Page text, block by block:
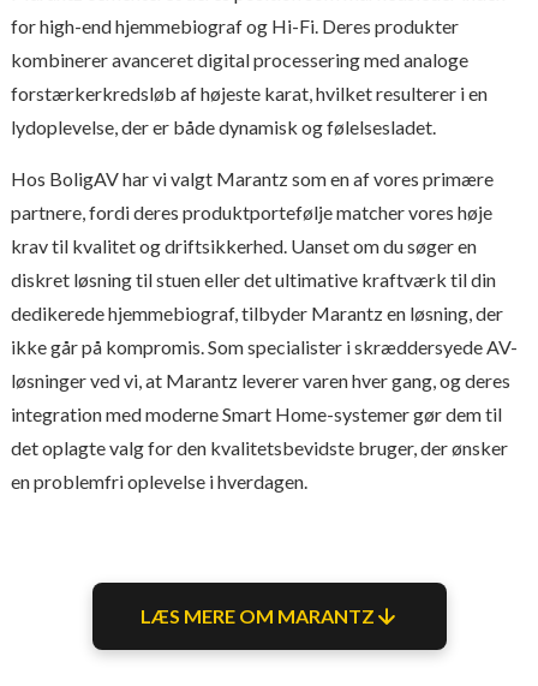
for high-end hjemmebiograf og Hi-Fi. Deres produkter
kombinerer avanceret digital processering med analoge
forstærkerkredsløb af højeste karat, hvilket resulterer i en
lydoplevelse, der er både dynamisk og følelsesladet.
Hos BoligAV har vi valgt Marantz som en af vores primære
partnere, fordi deres produktportefølje matcher vores høje
krav til kvalitet og driftsikkerhed. Uanset om du søger en
diskret løsning til stuen eller det ultimative kraftværk til din
dedikerede hjemmebiograf, tilbyder Marantz en løsning, der
ikke går på kompromis. Som specialister i skræddersyede AV-
løsninger ved vi, at Marantz leverer varen hver gang, og deres
integration med moderne Smart Home-systemer gør dem til
det oplagte valg for den kvalitetsbevidste bruger, der ønsker
en problemfri oplevelse i hverdagen.
LÆS MERE OM MARANTZ